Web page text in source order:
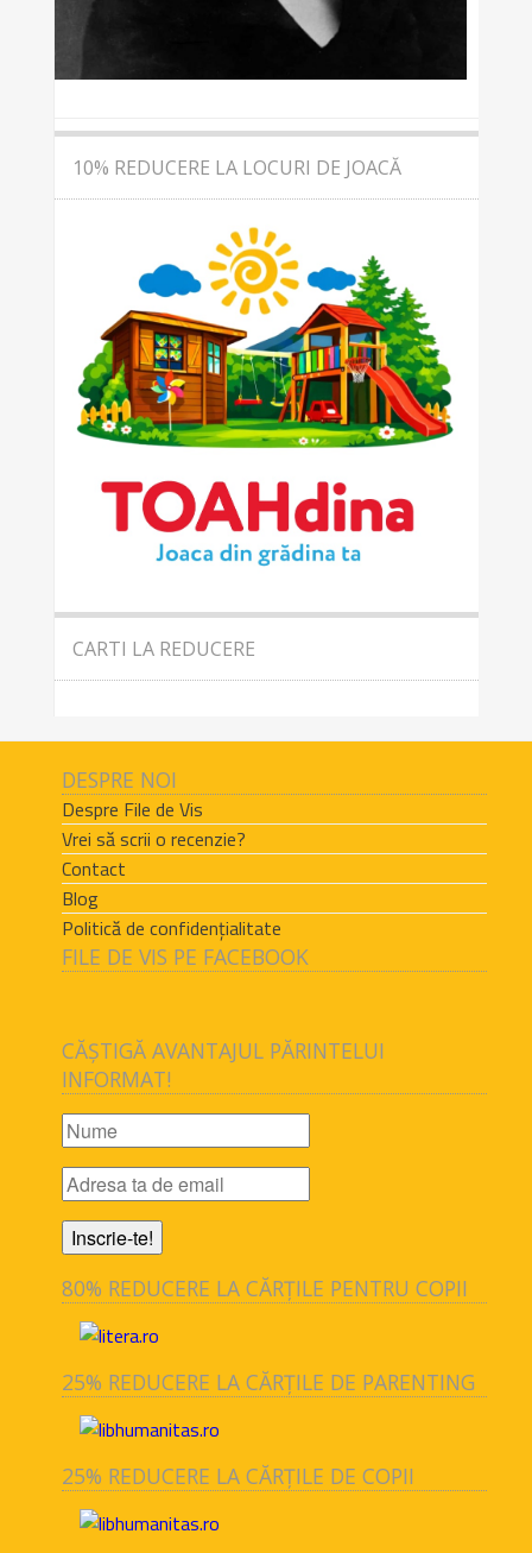
10% REDUCERE LA LOCURI DE JOACĂ
CARTI LA REDUCERE
DESPRE NOI
Despre File de Vis
Vrei să scrii o recenzie?
Contact
Blog
Politică de confidențialitate
FILE DE VIS PE FACEBOOK
CĂȘTIGĂ AVANTAJUL PĂRINTELUI
INFORMAT!
80% REDUCERE LA CĂRȚILE PENTRU COPII
25% REDUCERE LA CĂRȚILE DE PARENTING
25% REDUCERE LA CĂRȚILE DE COPII